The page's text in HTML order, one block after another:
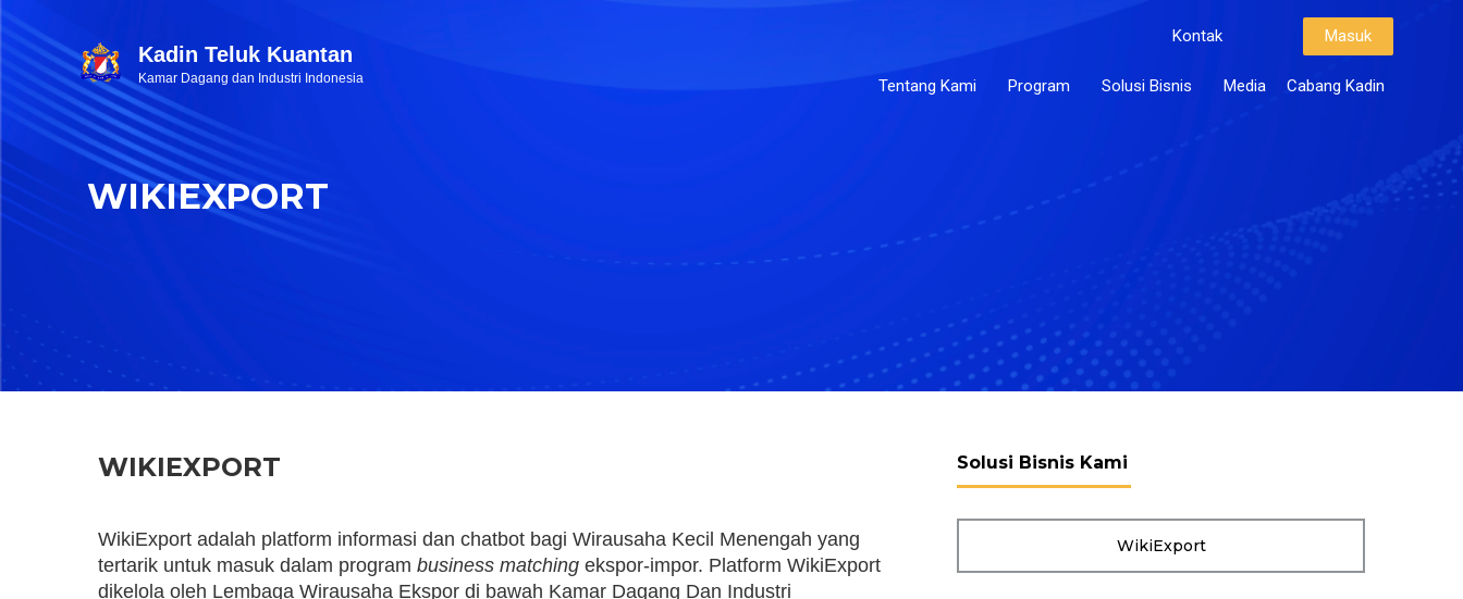
Kadin Teluk Kuantan
Kamar Dagang dan Industri Indonesia
Kontak Masuk
Tentang Kami Program Solusi Bisnis Media Cabang Kadin
WIKIEXPORT
WIKIEXPORT
WikiExport adalah platform informasi dan chatbot bagi Wirausaha Kecil Menengah yang
tertarik untuk masuk dalam program business matching ekspor-impor. Platform WikiExport
dikelola oleh Lembaga Wirausaha Ekspor di bawah Kamar Dagang Dan Industri
Solusi Bisnis Kami
WikiExport